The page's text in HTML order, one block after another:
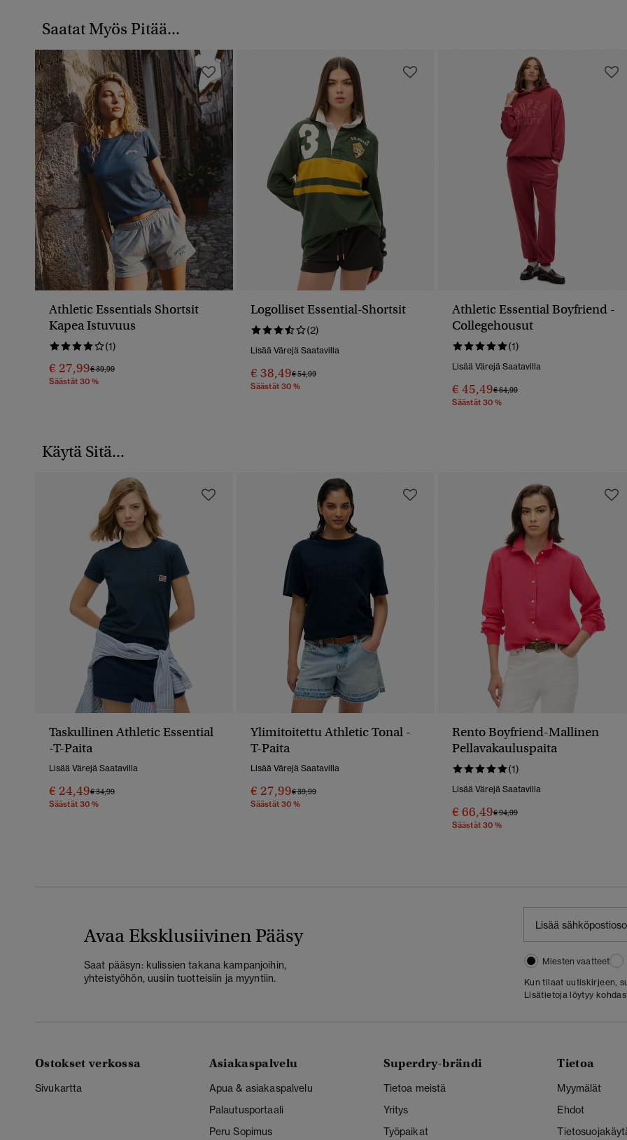
Saatat Myös Pitää...
Athletic Essentials Shortsit
Kapea Istuvuus
(1)
€ 27,99Hinta Alennettu Hinnasta
€ 39,99Hintaan
Säästät 30 %
Logolliset Essential-Shortsit
(2)
Lisää Värejä Saatavilla
€ 38,49Hinta Alennettu Hinnasta
€ 54,99Hintaan
Säästät 30 %
Athletic Essential Boyfriend -
Collegehousut
(1)
Lisää Värejä Saatavilla
€ 45,49Hinta Alennettu Hinnasta
€ 64,99Hintaan
Säästät 30 %
Käytä Sitä...
Taskullinen Athletic Essential
-T-Paita
Lisää Värejä Saatavilla
€ 24,49Hinta Alennettu Hinnasta
€ 34,99Hintaan
Säästät 30 %
Ylimitoitettu Athletic Tonal -
T-Paita
Lisää Värejä Saatavilla
€ 27,99Hinta Alennettu Hinnasta
€ 39,99Hintaan
Säästät 30 %
Rento Boyfriend-Mallinen
Pellavakauluspaita
(1)
Lisää Värejä Saatavilla
€ 66,49Hinta Alennettu Hinnasta
€ 94,99Hintaan
Säästät 30 %
Avaa Eksklusiivinen Pääsy
Saat pääsyn: kulissien takana kampanjoihin,
yhteistyöhön, uusiin tuotteisiin ja myyntiin.
Miesten vaatteet
Kun tilaat uutiskirjeen,
Lisätietoja löytyy
Ostokset verkossa
Sivukartta
Asiakaspalvelu
Apua & asiakaspalvelu
Palautusportaali
Peru Sopimus
Superdry-brändi
Tietoa meistä
Yritys
Työpaikat
Tietoa
Myymälät
Ehdot